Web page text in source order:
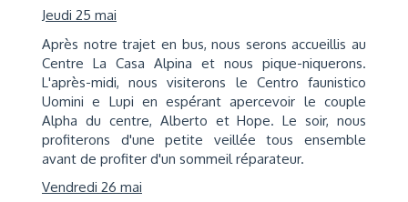
Jeudi 25 mai
Après notre trajet en bus, nous serons accueillis au
Centre La Casa Alpina et nous pique-niquerons.
L'après-midi, nous visiterons le Centro faunistico
Uomini e Lupi en espérant apercevoir le couple
Alpha du centre, Alberto et Hope. Le soir, nous
profiterons d'une petite veillée tous ensemble
avant de profiter d'un sommeil réparateur.
Vendredi 26 mai